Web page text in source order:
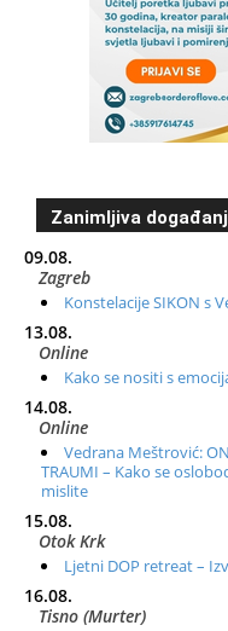
Zanimljiva
09.08.
Zagreb
Konstelacije SIKON s
13.08.
Online
Kako se nositi s
14.08.
Online
Vedrana Meštrović:
TRAUMI – Kako se
mislite
15.08.
Otok Krk
Ljetni DOP retreat –
16.08.
Tisno (Murter)